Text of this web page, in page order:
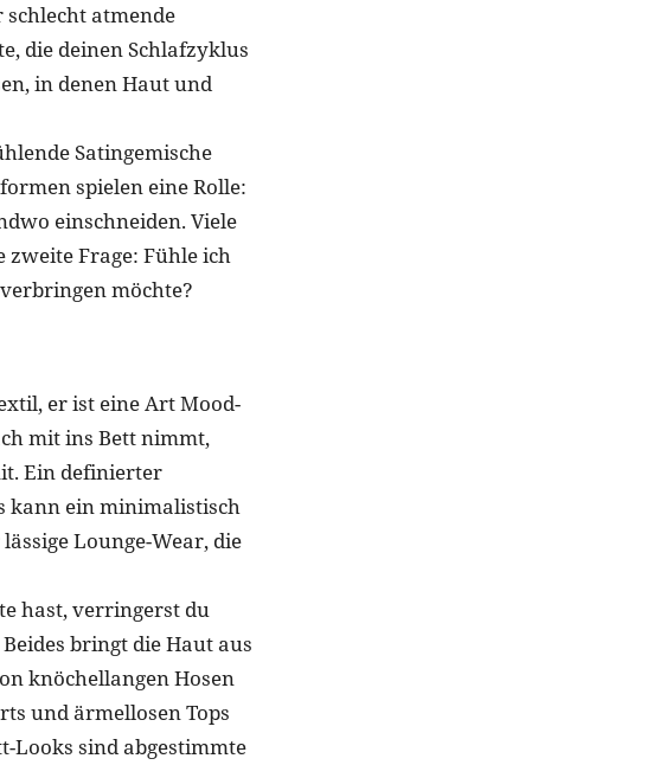
schlecht atmende
die deinen Schlafzyklus
in denen Haut und
Satingemische
spielen eine Rolle:
einschneiden. Viele
Frage: Fühle ich
möchte?
er ist eine Art Mood-
mit ins Bett nimmt,
Ein definierter
kann ein minimalistisch
Lounge-Wear, die
hast, verringerst du
bringt die Haut aus
knöchellangen Hosen
und ärmellosen Tops
Looks sind abgestimmte